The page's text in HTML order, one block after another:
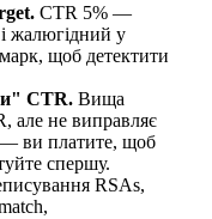
CTR 5% —
жалюгідний у
щоб детектити
CTR. Вища
але не виправляє
— ви платите, щоб
спершу.
RSAs,